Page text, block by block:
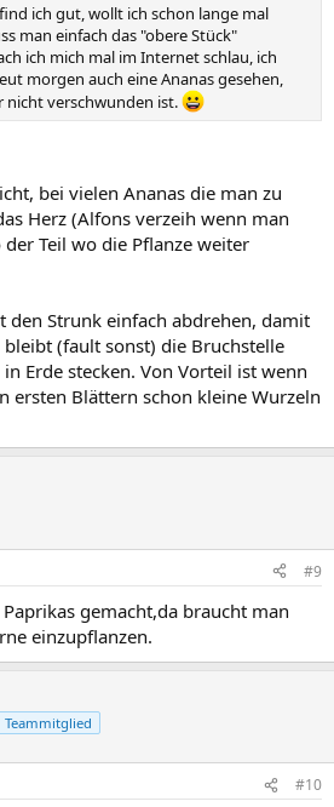
ich gut, wollt ich schon lange mal
man einfach das "obere Stück"
ich mich mal im Internet schlau, ich
morgen auch eine Ananas gesehen,
nicht verschwunden ist.
bei vielen Ananas die man zu
Herz (Alfons verzeih wenn man
Teil wo die Pflanze weiter
den Strunk einfach abdrehen, damit
(fault sonst) die Bruchstelle
Erde stecken. Von Vorteil ist wenn
ersten Blättern schon kleine Wurzeln
#9
gemacht,da braucht man
einzupflanzen.
Teammitglied
#10